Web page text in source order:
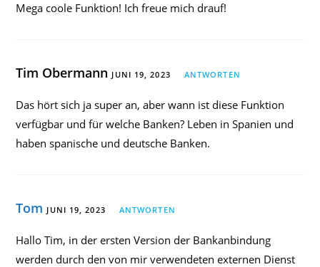
Mega coole Funktion! Ich freue mich drauf!
Tim Obermann JUNI 19, 2023 ANTWORTEN
Das hört sich ja super an, aber wann ist diese Funktion
verfügbar und für welche Banken? Leben in Spanien und
haben spanische und deutsche Banken.
Tom JUNI 19, 2023 ANTWORTEN
Hallo Tim, in der ersten Version der Bankanbindung
werden durch den von mir verwendeten externen Dienst